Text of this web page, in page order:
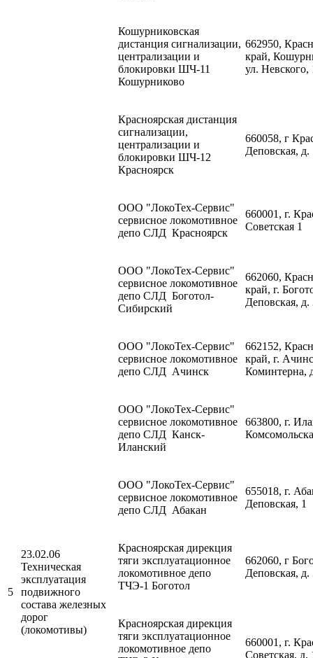
Кошурниковская
дистанция сигнализации,
централизации и
блокировки ШЧ-11
Кошурниково
662950,
край,
ул. Невского,
Красноярская дистанция
сигнализации,
централизации и
блокировки ШЧ-12
Красноярск
660058, г
Деповская, д.
5
23.02.06
Техническая
эксплуатация
подвижного
состава железных
дорог
(локомотивы)
ООО "ЛокоТех-Сервис"
сервисное локомотивное
депо СЛД Красноярск
660001, г.
Советская 1
ООО "ЛокоТех-Сервис"
сервисное локомотивное
депо СЛД Боготол-
Сибирский
662060,
край, г.
Деповская, д.
ООО "ЛокоТех-Сервис"
сервисное локомотивное
депо СЛД Ачинск
662152,
край, г.
Коминтерна,
ООО "ЛокоТех-Сервис"
сервисное локомотивное
депо СЛД Канск-
Иланский
663800, г.
ООО "ЛокоТех-Сервис"
сервисное локомотивное
депо СЛД Абакан
655018, г.
Деповская, 1
Красноярская дирекция
тяги эксплуатационное
локомотивное депо
ТЧЭ-1 Боготол
662060, г
Деповская, д.
Красноярская дирекция
тяги эксплуатационное
локомотивное депо
660001, г.
Советская, д.